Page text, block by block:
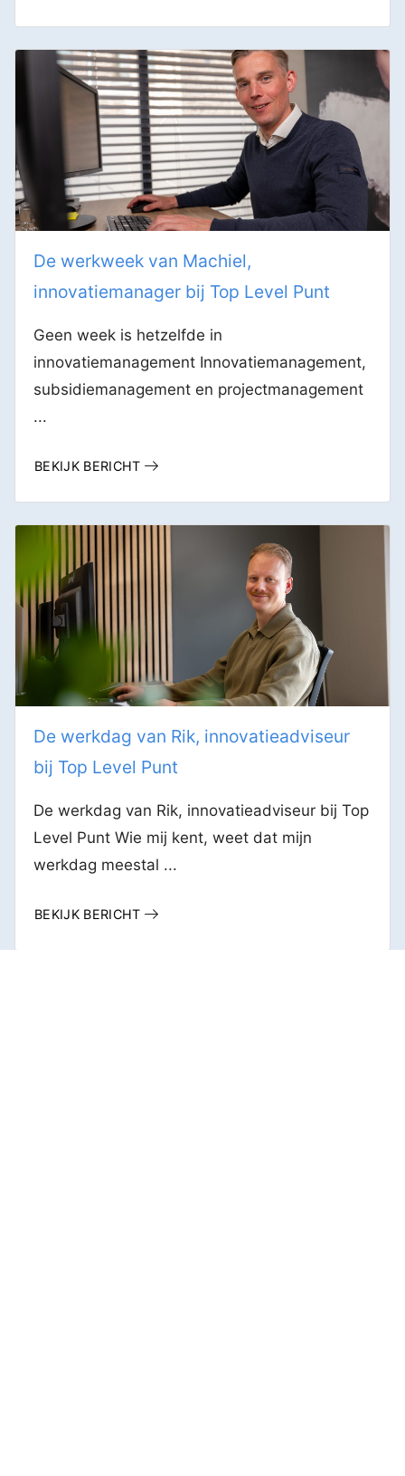
De werkweek van Machiel,
innovatiemanager bij Top Level Punt
Geen week is hetzelfde in
innovatiemanagement Innovatiemanagement,
subsidiemanagement en projectmanagement
...
BEKIJK BERICHT
De werkdag van Rik, innovatieadviseur
bij Top Level Punt
De werkdag van Rik, innovatieadviseur bij Top
Level Punt Wie mij kent, weet dat mijn
werkdag meestal ...
BEKIJK BERICHT